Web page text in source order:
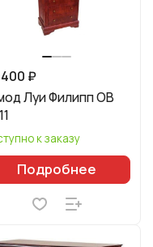
₽
Луи Филипп ОВ
к заказу
Подробнее